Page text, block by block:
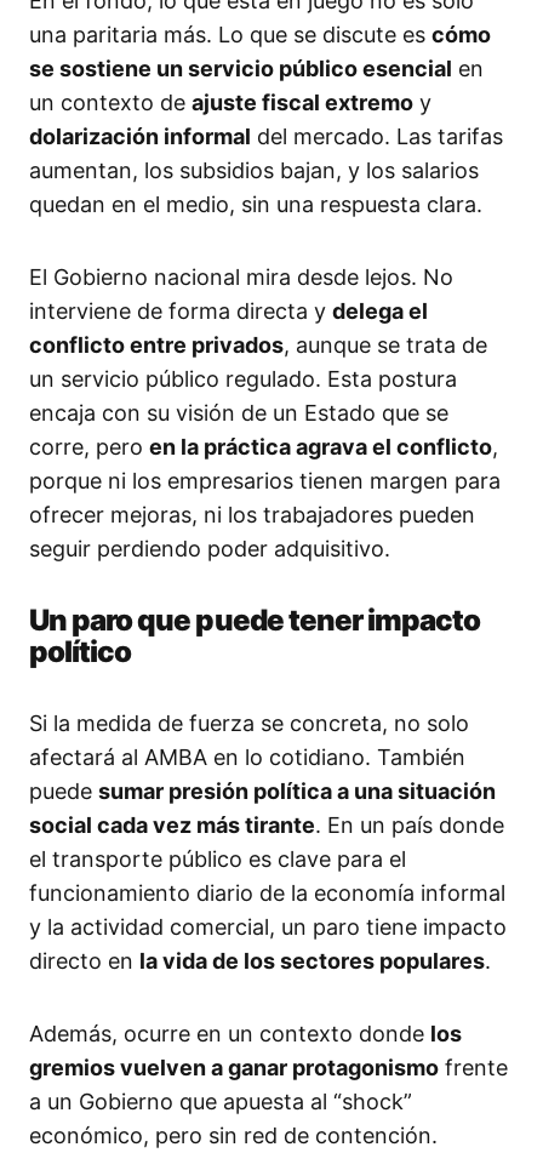
una paritaria más. Lo que se discute es cómo
se sostiene un servicio público esencial en
un contexto de ajuste fiscal extremo y
dolarización informal del mercado. Las tarifas
aumentan, los subsidios bajan, y los salarios
quedan en el medio, sin una respuesta clara.
El Gobierno nacional mira desde lejos. No
interviene de forma directa y delega el
conflicto entre privados, aunque se trata de
un servicio público regulado. Esta postura
encaja con su visión de un Estado que se
corre, pero en la práctica agrava el conflicto,
porque ni los empresarios tienen margen para
ofrecer mejoras, ni los trabajadores pueden
seguir perdiendo poder adquisitivo.
Un paro que puede tener impacto
político
Si la medida de fuerza se concreta, no solo
afectará al AMBA en lo cotidiano. También
puede sumar presión política a una situación
social cada vez más tirante. En un país donde
el transporte público es clave para el
funcionamiento diario de la economía informal
y la actividad comercial, un paro tiene impacto
directo en la vida de los sectores populares.
Además, ocurre en un contexto donde los
gremios vuelven a ganar protagonismo frente
a un Gobierno que apuesta al “shock”
económico, pero sin red de contención.